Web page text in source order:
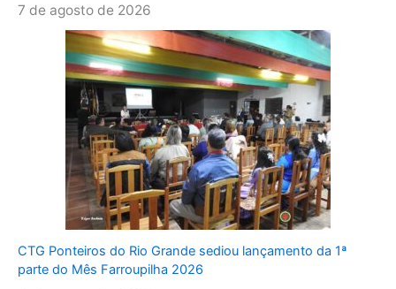
7 de agosto de 2026
CTG Ponteiros do Rio Grande sediou lançamento da 1ª
parte do Mês Farroupilha 2026